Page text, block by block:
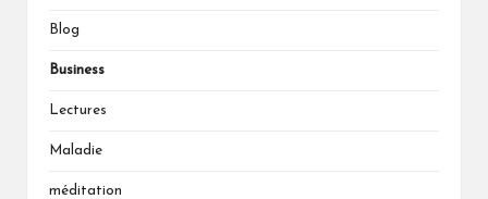
Blog
Business
Lectures
Maladie
méditation